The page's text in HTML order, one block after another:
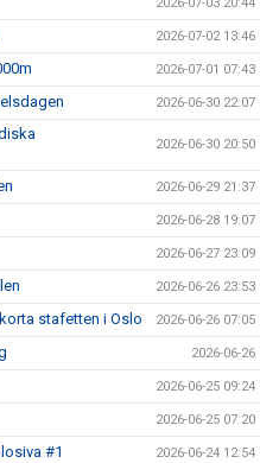
2026-07-02 13:46
2026-07-01 07:43
2026-06-30 22:07
2026-06-30 20:50
2026-06-29 21:37
2026-06-28 19:07
2026-06-27 23:09
2026-06-26 23:53
stafetten i Oslo 2026-06-26 07:05
2026-06-26
2026-06-25 09:24
2026-06-25 07:20
#1 2026-06-24 12:54